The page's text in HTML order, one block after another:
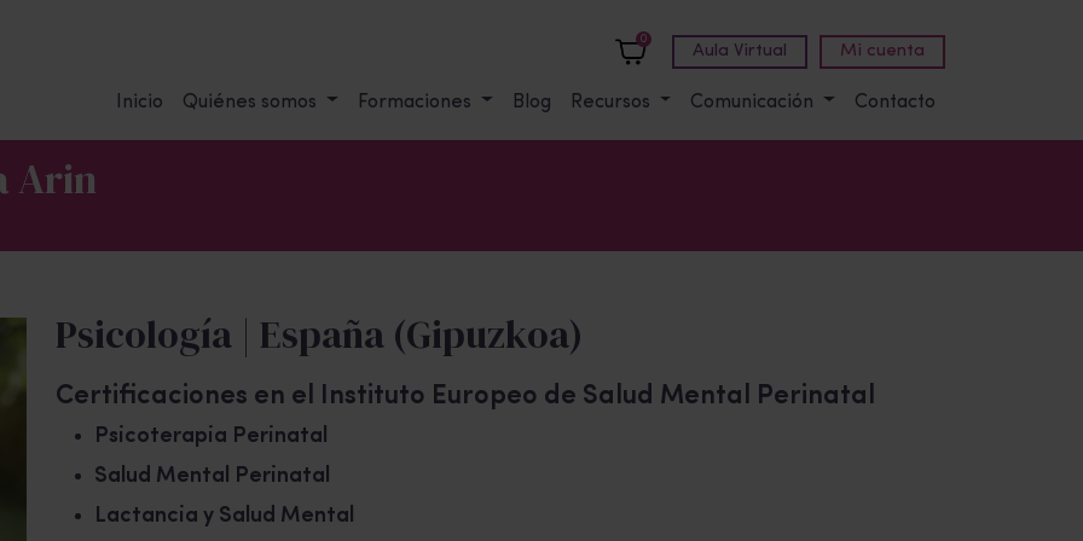
0
Aula Virtual Mi cuenta
Inicio Quiénes somos Formaciones Blog Recursos Comunicación Contacto
Arin
Psicología | España (Gipuzkoa)
Certificaciones en el Instituto Europeo de Salud Mental Perinatal
Psicoterapia Perinatal
Salud Mental Perinatal
Lactancia y Salud Mental